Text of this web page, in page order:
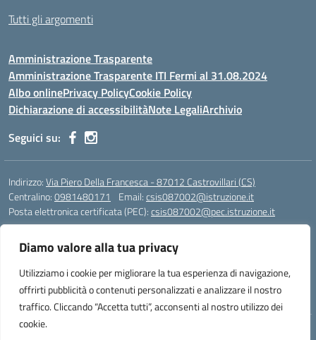
Diamo valore alla tua privacy
Utilizziamo i cookie per migliorare la tua esperienza di navigazione,
offrirti pubblicità o contenuti personalizzati e analizzare il nostro
traffico. Cliccando “Accetta tutti”, acconsenti al nostro utilizzo dei
cookie.
Tutti gli argomenti
Amministrazione Trasparente
Amministrazione Trasparente ITI Fermi al 31.08.2024
Albo onlinePrivacy PolicyCookie Policy
Dichiarazione di accessibilitàNote LegaliArchivio
Seguici su:
Indirizzo:Via Piero Della Francesca - 87012 Castrovillari (CS)
Centralino:0981480171 Email:csis087002@istruzione.it
Posta elettronica certificata (PEC):csis087002@pec.istruzione.it
Codice meccanografico:CSIS087002
Codice Indice delle Pubbliche Amministrazioni (IPA): PNG4CA8K
Codice unico di fatturazione (CUF): R8N7JA